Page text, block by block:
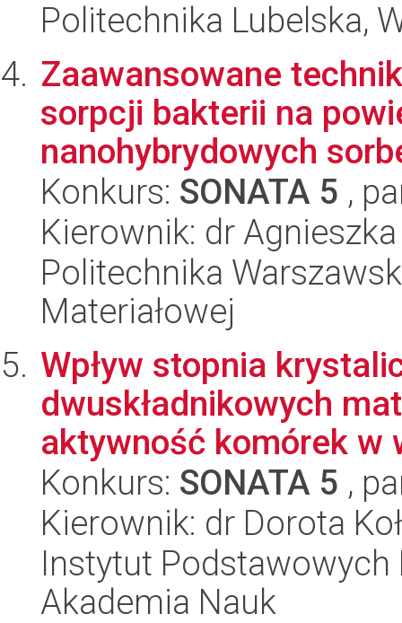
Politechnika Lubelska,
Zaawansowane
sorpcji bakterii na
nanohybrydowych
Konkurs: SONATA 5 ,
Kierownik: dr
Politechnika
Materiałowej
Wpływ stopnia
dwuskładnikowych
aktywność komórek w
Konkurs: SONATA 5 ,
Kierownik: dr Dorota
Instytut
Akademia Nauk